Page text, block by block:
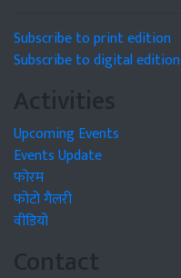
Subscribe to print edition
Subscribe to digital edition
Activities
Upcoming Events
Events Update
फोरम
फोटो गैलरी
वीडियो
Contact